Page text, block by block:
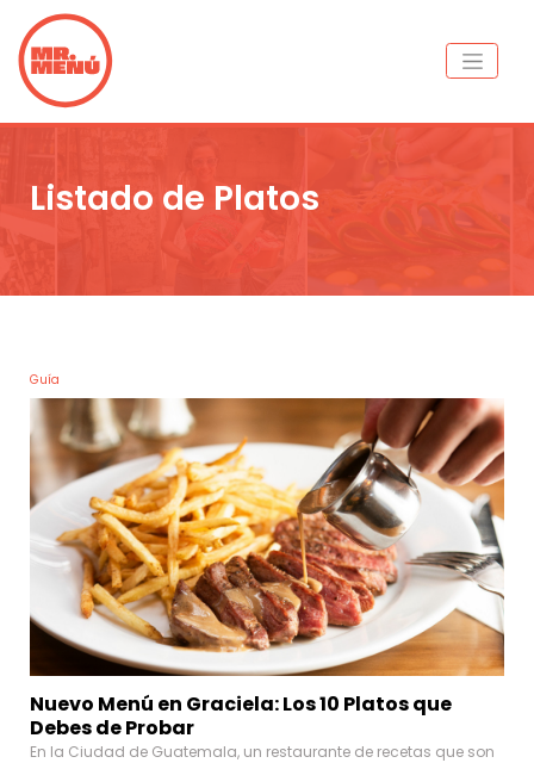
Listado de Platos
Guía
Nuevo Menú en Graciela: Los 10 Platos que
Debes de Probar
En la Ciudad de Guatemala, un restaurante de recetas que son